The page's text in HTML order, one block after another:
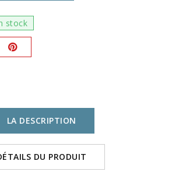
stock
LA DESCRIPTION
DU PRODUIT